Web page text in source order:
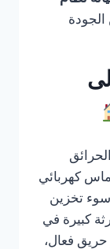
الجودة
كهربائي
سوء تخزين
كبيرة في
فعال،